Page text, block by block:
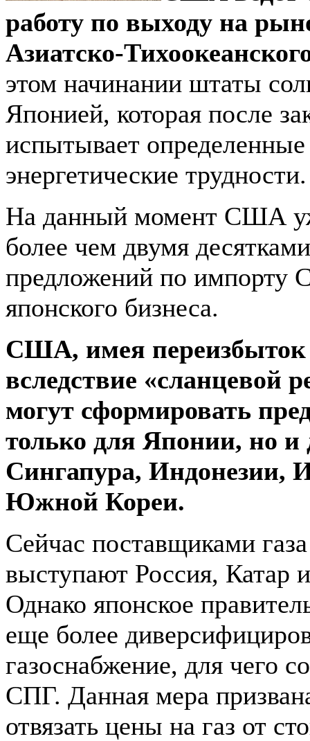
работу по выходу на
Азиатско-
этом начинании штаты
Японией, которая после
испытывает определенные
энергетические трудности.
На данный момент США
более чем двумя
предложений по импорту
японского бизнеса.
США, имея переизбыток
вследствие «сланцевой
могут сформировать
только для Японии, но и
Сингапура, Индонезии,
Южной Кореи.
Сейчас поставщиками
выступают Россия, Катар
Однако японское
еще более
газоснабжение, для чего
СПГ. Данная мера
отвязать цены на газ от